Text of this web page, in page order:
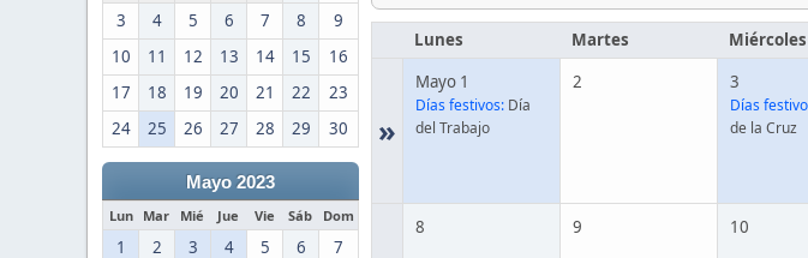
3
4 5 6 7 8
9
10
11 12 13 14 15
16
17
18 19 20 21 22
23
24
25 26 27 28 29 30
Mayo 2023
Lun Mar Mié Jue Vie Sáb Dom
1 2 3 4 5 6
7
Lunes Martes Miércoles
»
Mayo 1
Días festivos: Día
del Trabajo
2 3
Días
de la Cruz
8 9 10